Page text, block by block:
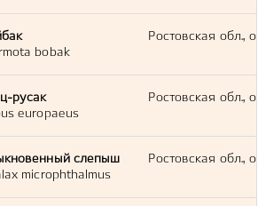
bobak
Ростовская обл.,
русак
europaeus
Ростовская обл.,
слепыш
microphthalmus
Ростовская обл.,